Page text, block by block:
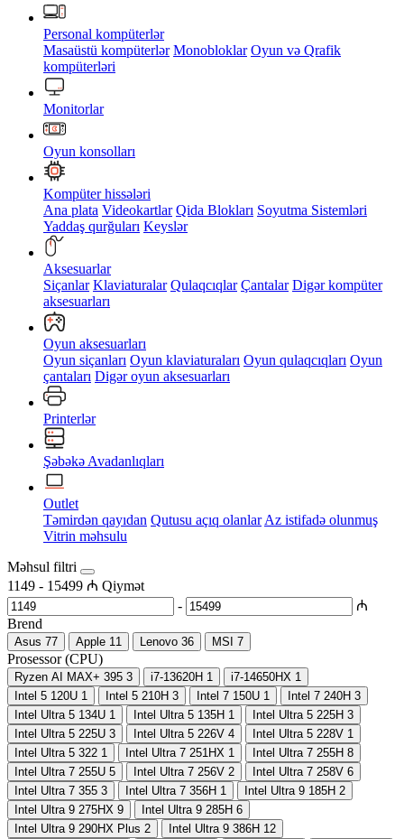
Personal kompüterlər
Masaüstü kompüterlər Monobloklar Oyun və Qrafik
kompüterləri
Monitorlar
Oyun konsolları
Kompüter hissələri
Ana plata Videokartlar Qida Blokları Soyutma Sistemləri
Yaddaş qurğuları Keyslər
Aksesuarlar
Siçanlar Klaviaturalar Qulaqcıqlar Çantalar Digər kompüter
aksesuarları
Oyun aksesuarları
Oyun siçanları Oyun klaviaturaları Oyun qulaqcıqları Oyun
çantaları Digər oyun aksesuarları
Printerlər
Şəbəkə Avadanlıqları
Outlet
Təmirdən qayıdan Qutusu açıq olanlar Az istifadə olunmuş
Vitrin məhsulu
Məhsul filtri
1149 - 15499 ₼ Qiymət
-
₼
Brend
Asus 77 Apple 11 Lenovo 36 MSI 7
Prosessor (CPU)
Ryzen AI MAX+ 395 3 i7-13620H 1 i7-14650HX 1
Intel 5 120U 1 Intel 5 210H 3 Intel 7 150U 1 Intel 7 240H 3
Intel Ultra 5 134U 1 Intel Ultra 5 135H 1 Intel Ultra 5 225H 3
Intel Ultra 5 225U 3 Intel Ultra 5 226V 4 Intel Ultra 5 228V 1
Intel Ultra 5 322 1 Intel Ultra 7 251HX 1 Intel Ultra 7 255H 8
Intel Ultra 7 255U 5 Intel Ultra 7 256V 2 Intel Ultra 7 258V 6
Intel Ultra 7 355 3 Intel Ultra 7 356H 1 Intel Ultra 9 185H 2
Intel Ultra 9 275HX 9 Intel Ultra 9 285H 6
Intel Ultra 9 290HX Plus 2 Intel Ultra 9 386H 12